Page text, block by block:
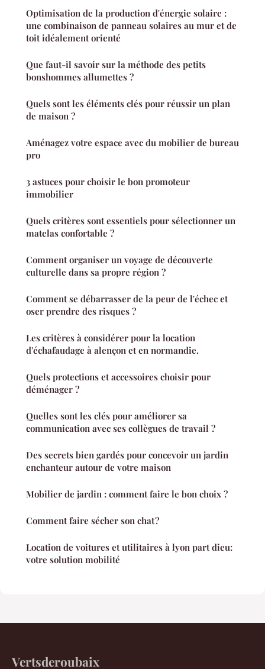
Optimisation de la production d'énergie solaire :
une combinaison de panneau solaires au mur et de
toit idéalement orienté
Que faut-il savoir sur la méthode des petits
bonshommes allumettes ?
Quels sont les éléments clés pour réussir un plan
de maison ?
Aménagez votre espace avec du mobilier de bureau
pro
3 astuces pour choisir le bon promoteur
immobilier
Quels critères sont essentiels pour sélectionner un
matelas confortable ?
Comment organiser un voyage de découverte
culturelle dans sa propre région ?
Comment se débarrasser de la peur de l'échec et
oser prendre des risques ?
Les critères à considérer pour la location
d'échafaudage à alençon et en normandie.
Quels protections et accessoires choisir pour
déménager ?
Quelles sont les clés pour améliorer sa
communication avec ses collègues de travail ?
Des secrets bien gardés pour concevoir un jardin
enchanteur autour de votre maison
Mobilier de jardin : comment faire le bon choix ?
Comment faire sécher son chat ?
Location de voitures et utilitaires à lyon part dieu:
votre solution mobilité
Vertsderoubaix